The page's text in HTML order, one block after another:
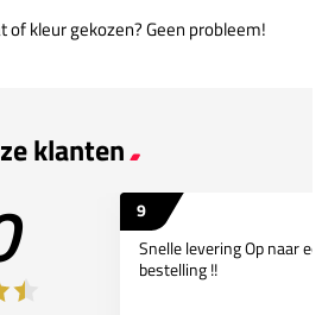
of kleur gekozen? Geen probleem!
klanten
9
Snelle levering Op naar
bestelling !!